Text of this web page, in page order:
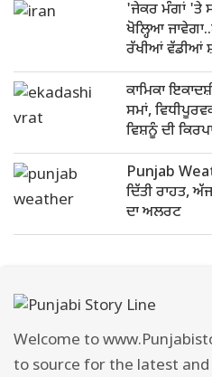
'ਜੇਕਰ ਮੰਗਾਂ 'ਤੇ
ਖੋਲ੍ਹਿਆ
ਰੱਖੀਆਂ ਵੱਡੀਆਂ
ਕਾਮਿਕਾ
ਸਮਾਂ,
ਵਿਸ਼ਨੂੰ ਦੀ
Punjab
ਦਿੱਤੀ ਰਾਹਤ,
ਦਾ ਅਲਰਟ
Welcome to
to source for the latest